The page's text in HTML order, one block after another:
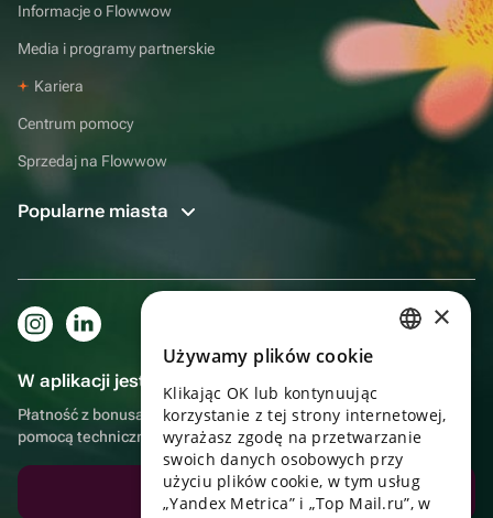
Informacje o Flowwow
Media i programy partnerskie
Kariera
Centrum pomocy
Sprzedaj na Flowwow
Popularne miasta
W aplikacji jest to jeszcze wygodniejsze!
Płatność z bonusami, samodzielna dostawa, wygodny czat z
pomocą techniczną
Pobierz aplikację
UKRAINIAN
PORTUGUESE
SPANISH
×
Używamy plików cookie
Klikając OK lub kontynuując
korzystanie z tej strony internetowej,
wyrażasz zgodę na przetwarzanie
swoich danych osobowych przy
użyciu plików cookie, w tym usług
„Yandex Metrica” i „Top Mail.ru”, w